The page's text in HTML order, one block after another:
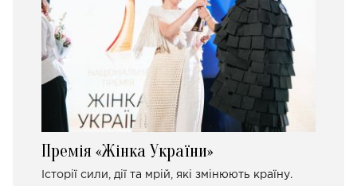
Премія «Жінка України»
Історії сили, дії та мрій, які змінюють країну.